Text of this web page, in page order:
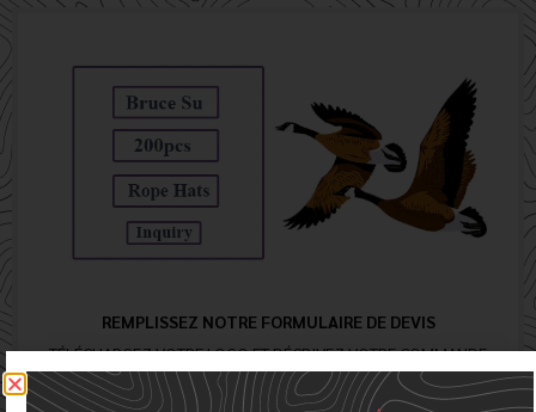
REMPLISSEZ NOTRE FORMULAIRE DE DEVIS
TÉLÉCHARGEZ VOTRE LOGO ET DÉCRIVEZ VOTRE COMMANDE